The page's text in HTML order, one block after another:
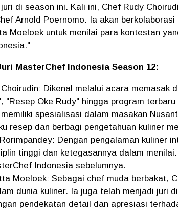
di season ini. Kali ini, Chef Rudy
Arnold Poernomo. Ia akan
Moeloek untuk menilai para kontestan
MasterChef Indonesia Season 12:
Dikenal melalui acara memasak
"Resep Oke Rudy" hingga program
spesialisasi dalam masakan
resep dan berbagi pengetahuan kuliner
Dengan pengalaman kuliner
tinggi dan ketegasannya dalam
Indonesia sebelumnya.
Moeloek: Sebagai chef muda berbakat,
dunia kuliner. Ia juga telah menjadi juri
pendekatan detail dan apresiasi